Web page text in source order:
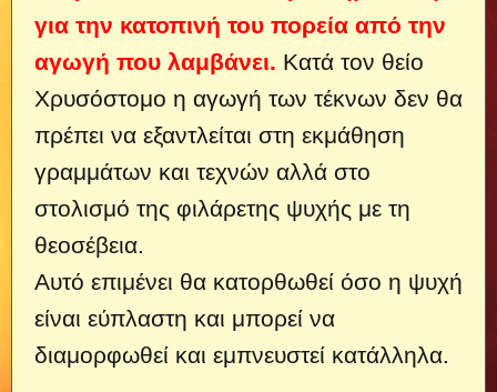
για την κατοπινή του πορεία από την
αγωγή που λαμβάνει. Κατά τον θείο
Χρυσόστομο η αγωγή των τέκνων δεν θα
πρέπει να εξαντλείται στη εκμάθηση
γραμμάτων και τεχνών αλλά στο
στολισμό της φιλάρετης ψυχής με τη
θεοσέβεια.
Αυτό επιμένει θα κατορθωθεί όσο η ψυχή
είναι εύπλαστη και μπορεί να
διαμορφωθεί και εμπνευστεί κατάλληλα.